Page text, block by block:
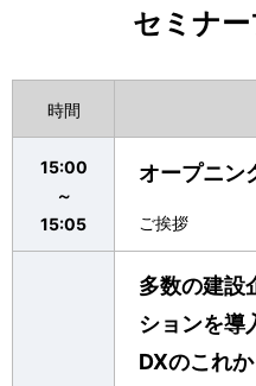
セミナ
時間
15:00
～
15:05
オープニン
ご挨拶
多数の建設
ションを導
DXのこれ